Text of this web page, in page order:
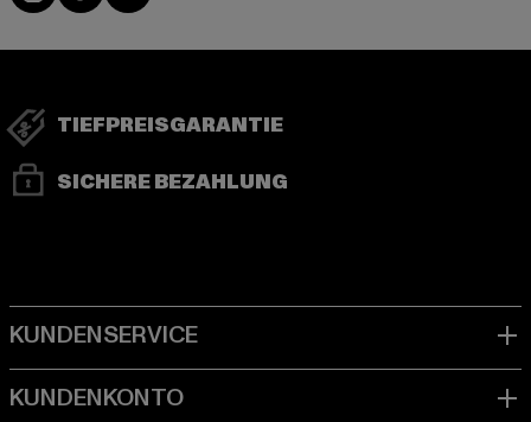
TIEFPREISGARANTIE
SICHERE BEZAHLUNG